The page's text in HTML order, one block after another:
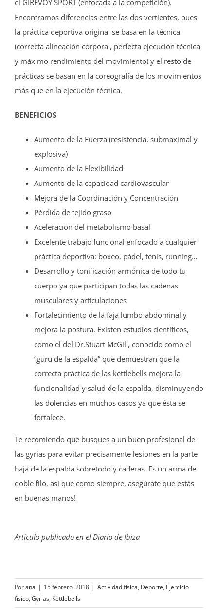
el GIREVOY SPORT (enfocada a la competición).
Encontramos diferencias entre las dos vertientes, pues
la práctica deportiva original se basa en la técnica
(correcta alineación corporal, perfecta ejecución técnica
y máximo rendimiento del movimiento) y el resto de
prácticas se basan en la coreografía de los movimientos
más que en la ejecución técnica.
BENEFICIOS
Aumento de la Fuerza (resistencia, submaximal y
explosiva)
Aumento de la Flexibilidad
Aumento de la capacidad cardiovascular
Mejora de la Coordinación y Concentración
Pérdida de tejido graso
Aceleración del metabolismo basal
Excelente trabajo funcional enfocado a cualquier
práctica deportiva: boxeo, pádel, tenis, running…
Desarrollo y tonificación armónica de todo tu
cuerpo ya que participan todas las cadenas
musculares y articulaciones
Fortalecimiento de la faja lumbo-abdominal y
mejora la postura. Existen estudios científicos,
como el del Dr.Stuart McGill, conocido como el
“guru de la espalda” que demuestran que la
correcta práctica de las kettlebells mejora la
funcionalidad y salud de la espalda, disminuyendo
las dolencias en muchos casos ya que ésta se
fortalece.
Te recomiendo que busques a un buen profesional de
las gyrias para evitar precisamente lesiones en la parte
baja de la espalda sobretodo y caderas. Es un arma de
doble filo, así que como siempre, asegúrate que estás
en buenas manos!
Artículo publicado en el Diario de Ibiza
Porana | 15 febrero, 2018 | Actividad física, Deporte, Ejercicio
físico, Gyrias, Kettlebells